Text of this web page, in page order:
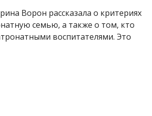
Ворон рассказала о критериях
семью, а также о том, кто
воспитателями. Это